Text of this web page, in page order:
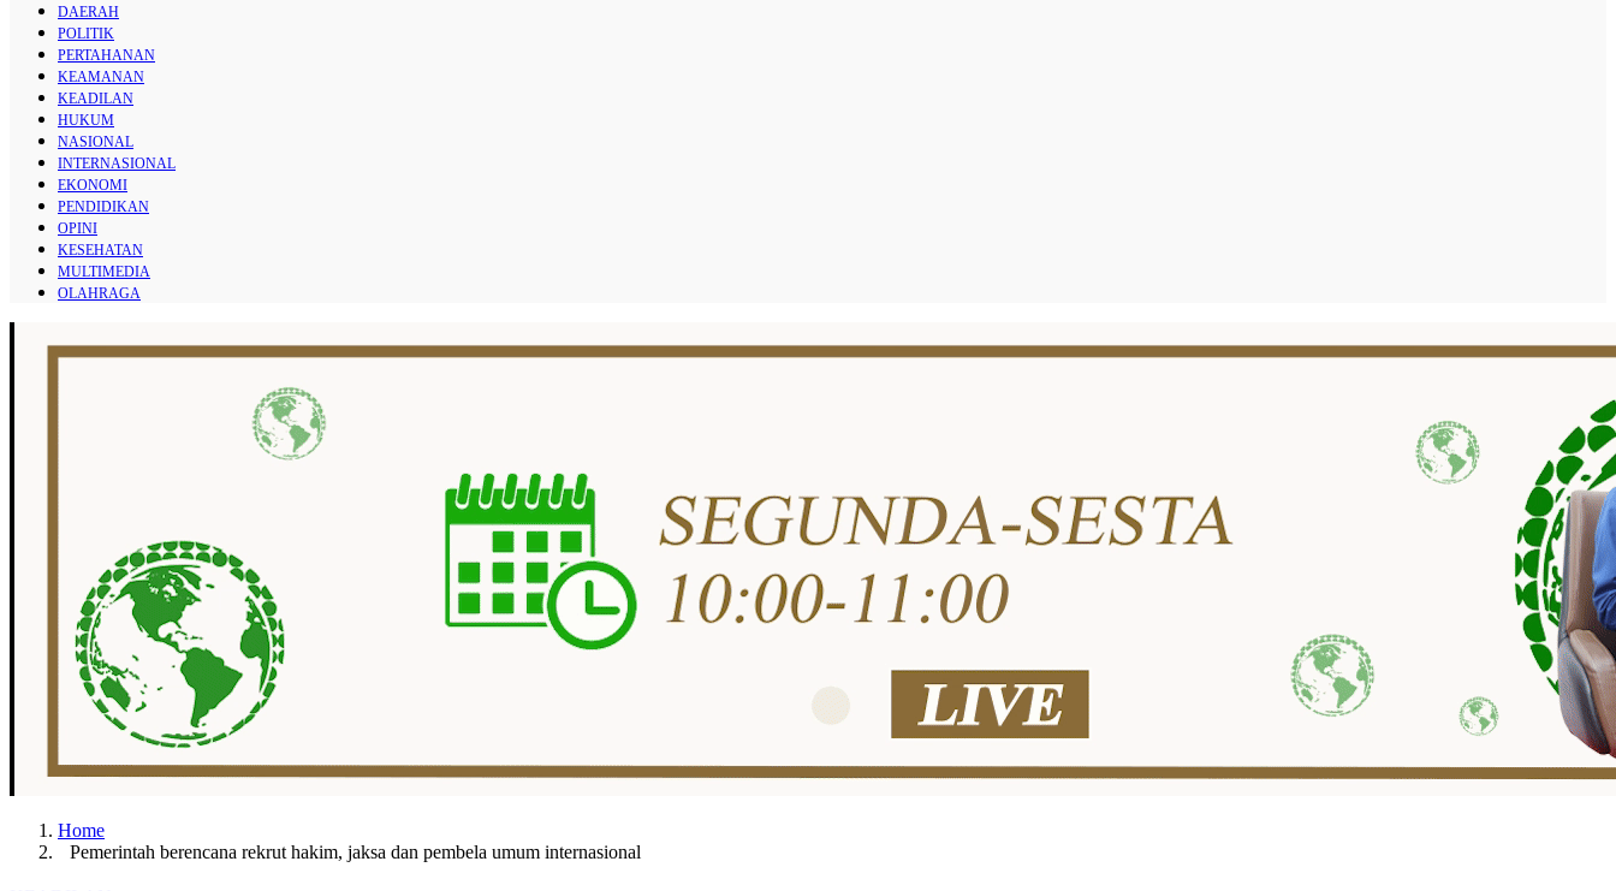
DAERAH
POLITIK
PERTAHANAN
KEAMANAN
KEADILAN
HUKUM
NASIONAL
INTERNASIONAL
EKONOMI
PENDIDIKAN
OPINI
KESEHATAN
MULTIMEDIA
OLAHRAGA
Home
Pemerintah berencana rekrut hakim, jaksa dan pembela umum internasional